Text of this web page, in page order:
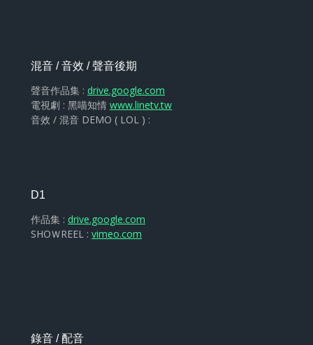
混音 / 音效 / 聲音後期
聲音作品集 : drive.google.com
電視劇 : 黑喵知情 www.linetv.tw
音效 / 混音 DEMO ( LOL ) :
D1
作品集 : drive.google.com
SHOＷREEL : vimeo.com
錄音 / 配音